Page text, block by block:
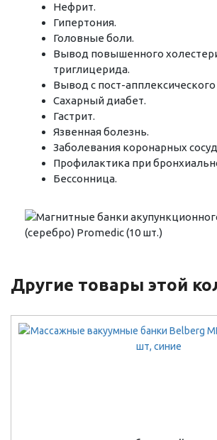
Нефрит.
Гипертония.
Головные боли.
Вывод повышенного
триглицерида.
Вывод с пост-апплексического
Сахарный диабет.
Гастрит.
Язвенная болезнь.
Заболевания коронарных
Профилактика при
Бессонница.
Другие товары этой